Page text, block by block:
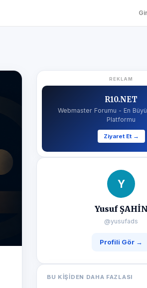
REKLAM
R10.NET
Webmaster Forumu - En
Platformu
Ziyaret Et →
Y
Yusuf ŞAHİN
@yusufads
Profili Gör →
BU KIŞIDEN DAHA FAZLASI